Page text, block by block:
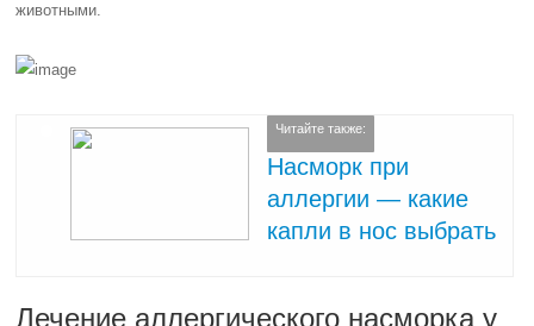
животными.
Читайте также:
Насморк при
аллергии — какие
капли в нос выбрать
Лечение аллергического насморка у